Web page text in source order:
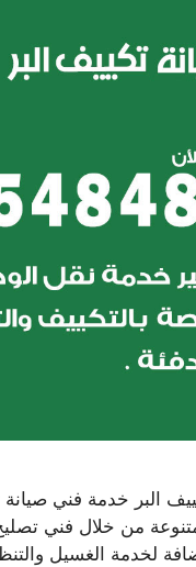
من خلال فني
لخدمة الغسيل